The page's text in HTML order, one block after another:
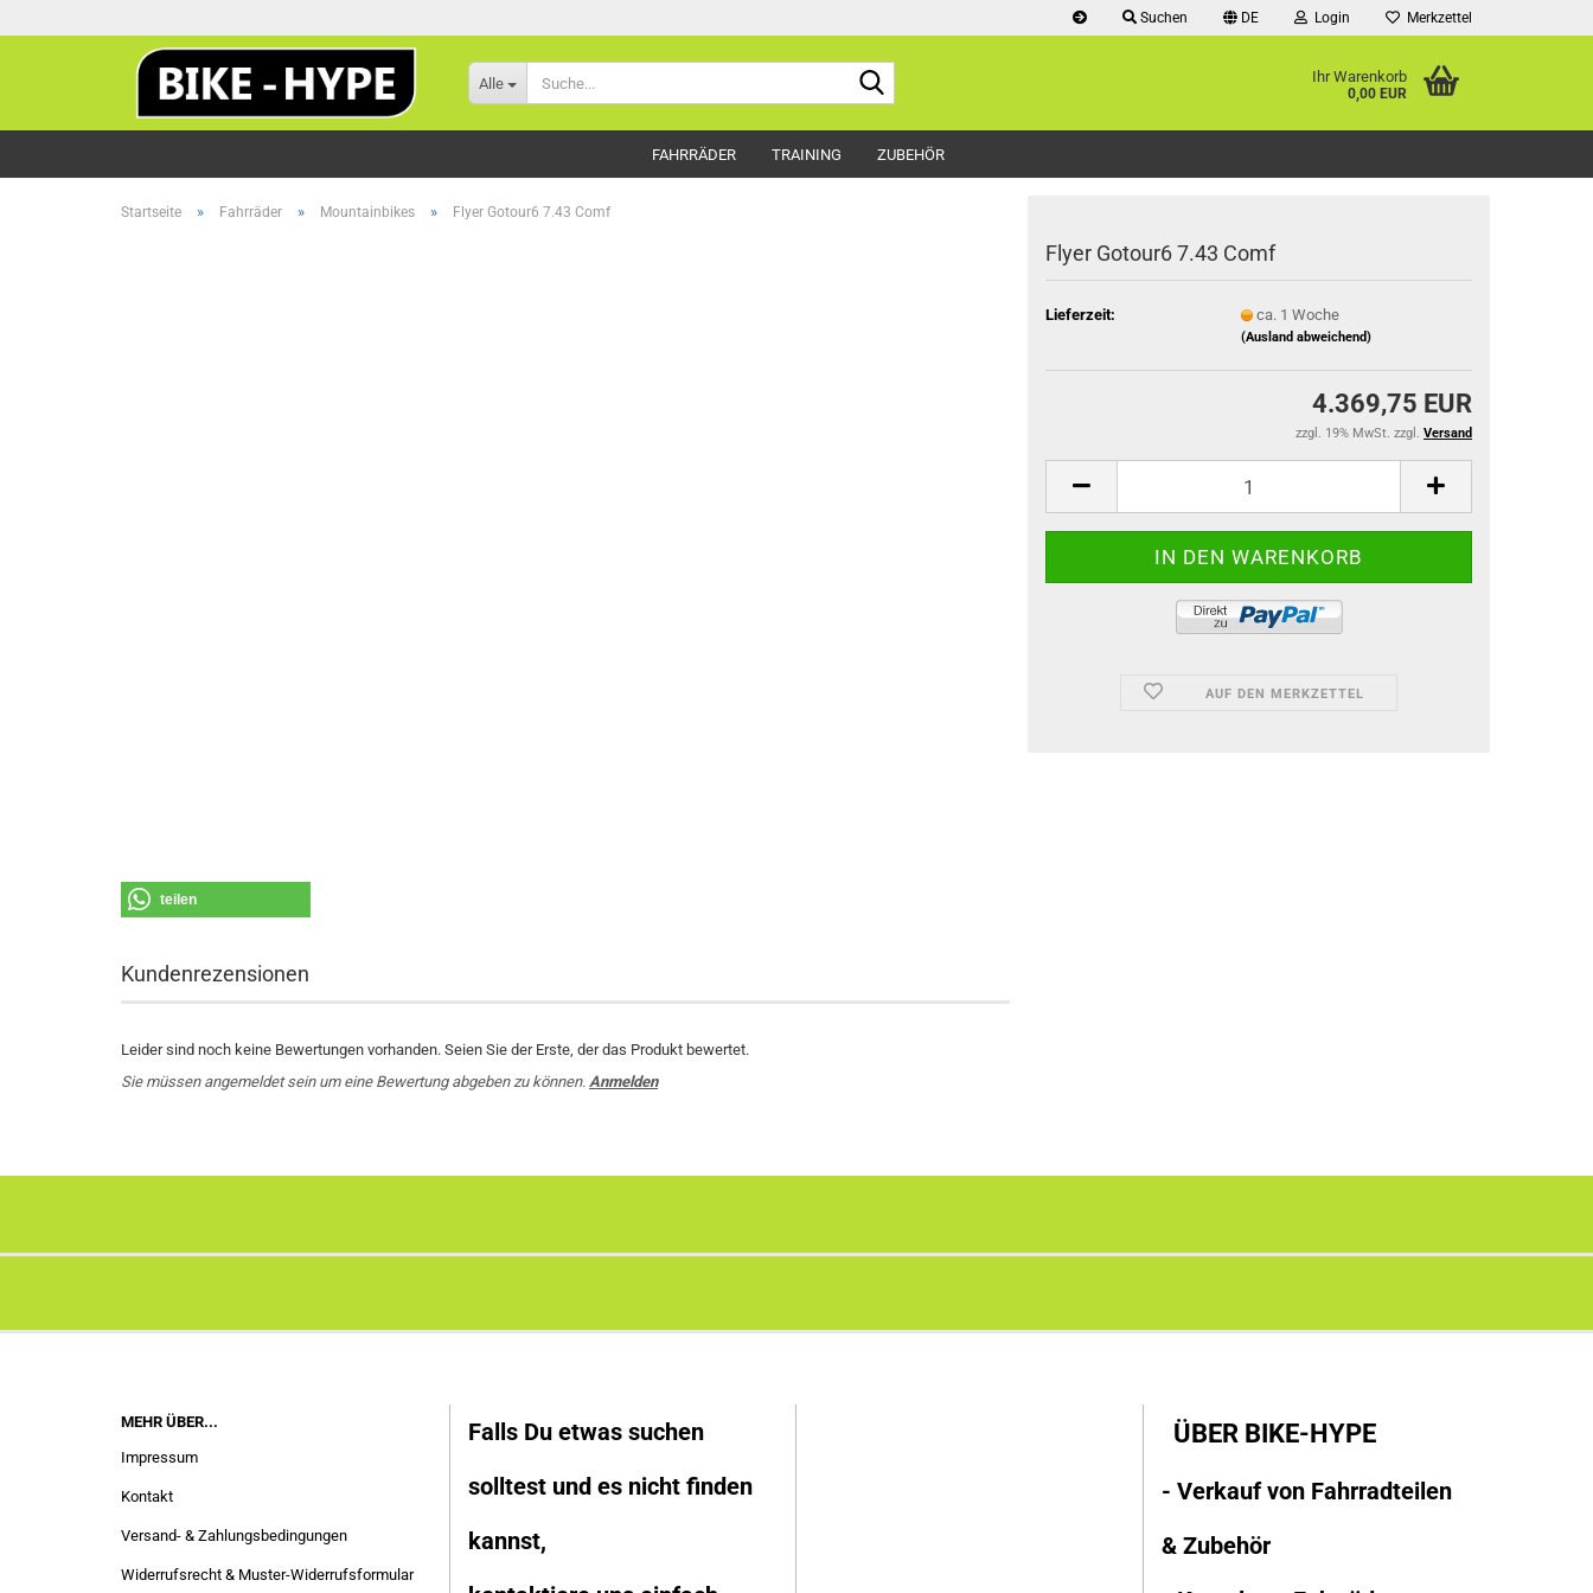
Suchen DE Login Merkzettel
Alle Ihr Warenkorb
0,00 EUR
FAHRRÄDER TRAINING ZUBEHÖR
Startseite » Fahrräder » Mountainbikes » Flyer Gotour6 7.43 Comf
Flyer Gotour6 7.43 Comf
Lieferzeit: ca. 1 Woche
(Ausland abweichend)
4.369,75 EUR
zzgl. 19% MwSt. zzgl. Versand
AUF DEN MERKZETTEL
teilen
Kundenrezensionen
Leider sind noch keine Bewertungen vorhanden. Seien Sie der Erste, der das Produkt bewertet.
Sie müssen angemeldet sein um eine Bewertung abgeben zu können. Anmelden
MEHR ÜBER...
Impressum
Kontakt
Versand- & Zahlungsbedingungen
Widerrufsrecht & Muster-Widerrufsformular
Falls Du etwas suchen
solltest und es nicht finden
kannst,
ÜBER BIKE-HYPE
- Verkauf von Fahrradteilen
& Zubehör